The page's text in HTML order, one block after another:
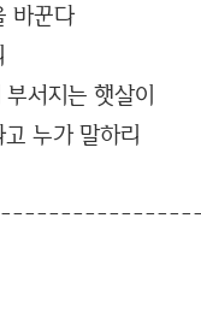
바꾼다
서지는 햇살이
누가 말하리